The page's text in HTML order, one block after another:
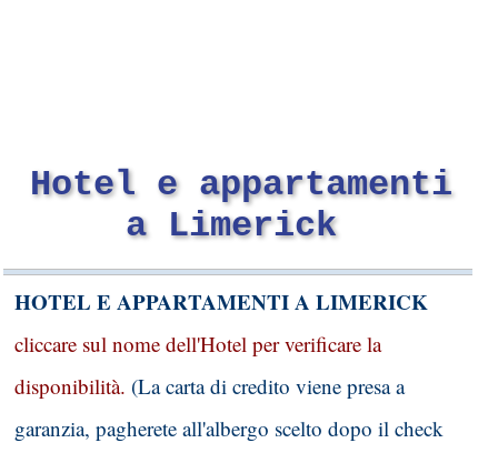
Hotel e appartamenti
a Limerick
HOTEL E APPARTAMENTI A LIMERICK
cliccare sul nome dell'Hotel per verificare la
disponibilità. (La carta di credito viene presa a
garanzia, pagherete all'albergo scelto dopo il check